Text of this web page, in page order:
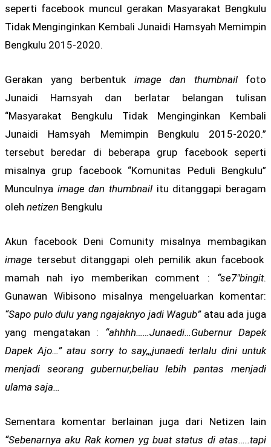
seperti facebook muncul gerakan Masyarakat Bengkulu
Tidak Menginginkan Kembali Junaidi Hamsyah Memimpin
Bengkulu 2015-2020.
Gerakan yang berbentuk image dan thumbnailfoto
Junaidi Hamsyah dan berlatar belangan tulisan
“Masyarakat Bengkulu Tidak Menginginkan Kembali
Junaidi Hamsyah Memimpin Bengkulu 2015-2020.”
tersebut beredar di beberapa grup facebook seperti
misalnya grup facebook “Komunitas Peduli Bengkulu”
Munculnya image dan thumbnail itu ditanggapi beragam
oleh netizen Bengkulu
Akun facebook Deni Comunity misalnya membagikan
image tersebut ditanggapi oleh pemilik akun facebook
mamah nah iyo memberikan comment : “se7″bingit.
Gunawan Wibisono misalnya mengeluarkan komentar:
“Sapo pulo dulu yang ngajaknyo jadi Wagub”atau ada juga
yang mengatakan : “ahhhh……Junaedi…Gubernur Dapek
Dapek Ajo…” atau sorry to say,,,junaedi terlalu dini untuk
menjadi seorang gubernur,beliau lebih pantas menjadi
ulama saja…
Sementara komentar berlainan juga dari Netizen lain
“Sebenarnya aku Rak komen yg buat status di atas…..tapi